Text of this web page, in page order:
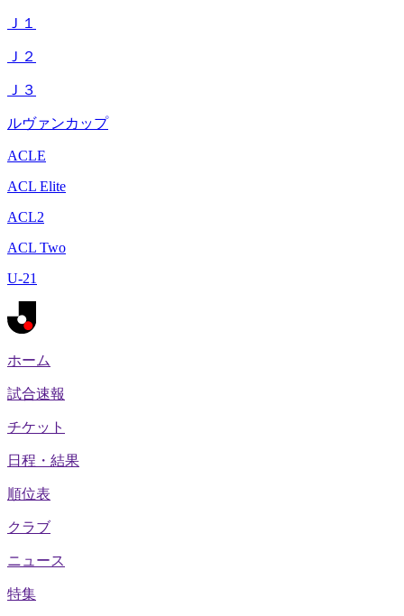
Ｊ１
Ｊ２
Ｊ３
ルヴァンカップ
ACLE
ACL Elite
ACL2
ACL Two
U-21
ホーム
試合速報
チケット
日程・結果
順位表
クラブ
ニュース
特集